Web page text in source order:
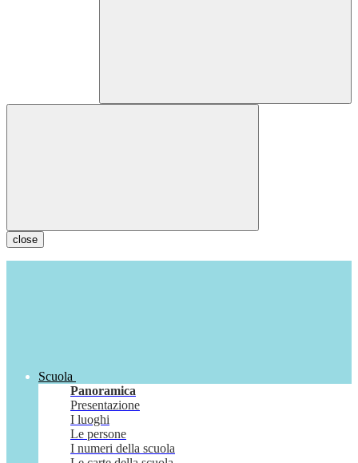
close
Scuola
Panoramica
Presentazione
I luoghi
Le persone
I numeri della scuola